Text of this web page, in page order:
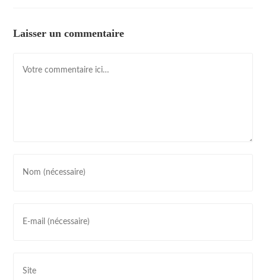
Laisser un commentaire